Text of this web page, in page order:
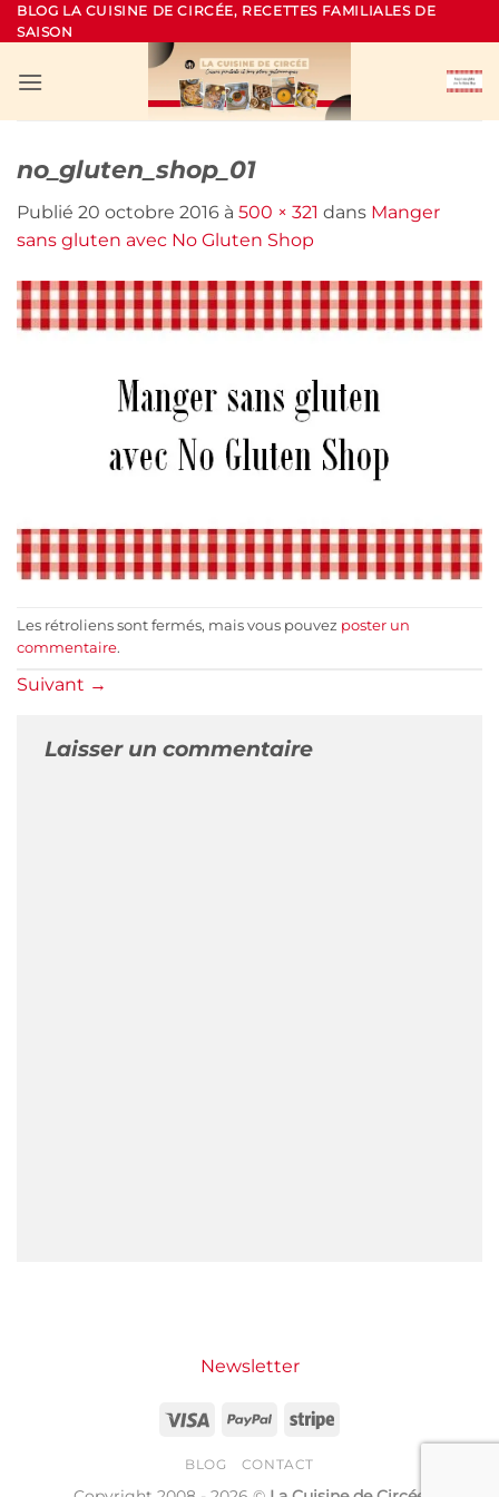
Passer
au
BLOG LA CUISINE DE CIRCÉE, RECETTES FAMILIALES DE
SAISON
no_gluten_shop_01
Publié 20 octobre 2016 à 500 × 321 dans Manger
sans gluten avec No Gluten Shop
Les rétroliens sont fermés, mais vous pouvez poster un
commentaire.
Suivant →
Laisser un commentaire
Newsletter
Visa PayPal Stripe
BLOG CONTACT